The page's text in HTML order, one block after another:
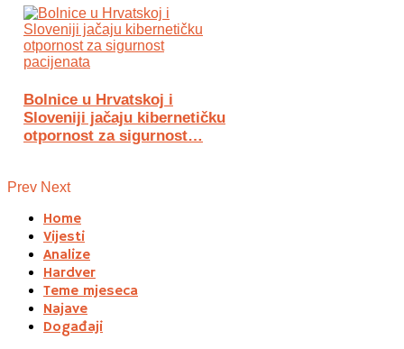
Bolnice u Hrvatskoj i
Sloveniji jačaju kibernetičku
otpornost za sigurnost…
Prev Next
Home
Vijesti
Analize
Hardver
Teme mjeseca
Najave
Događaji